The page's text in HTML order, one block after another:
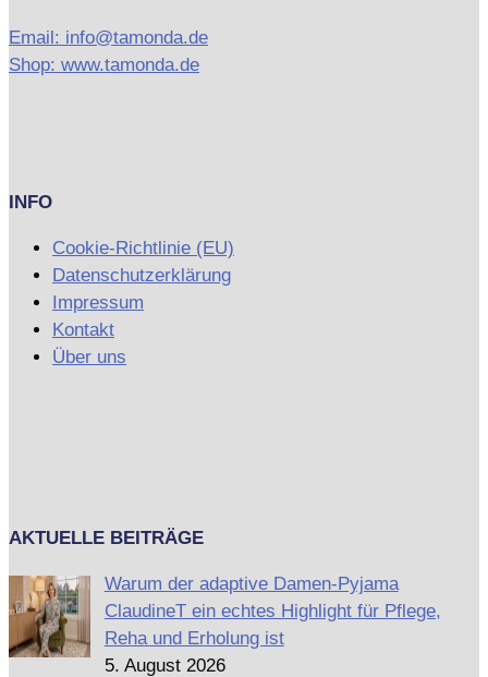
Email: info@tamonda.de
Shop: www.tamonda.de
INFO
Cookie-Richtlinie (EU)
Datenschutzerklärung
Impressum
Kontakt
Über uns
AKTUELLE BEITRÄGE
Warum der adaptive Damen-Pyjama
ClaudineT ein echtes Highlight für Pflege,
Reha und Erholung ist
5. August 2026